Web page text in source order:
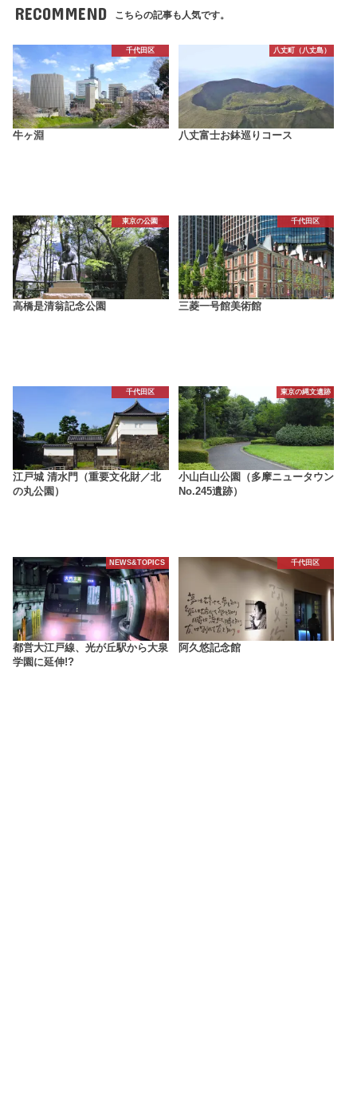
RECOMMEND こちらの記事も人気です。
千代田区
牛ヶ淵
八丈町（八丈島）
八丈富士お鉢巡りコース
東京の公園
高橋是清翁記念公園
千代田区
三菱一号館美術館
千代田区
江戸城 清水門（重要文化財／北
の丸公園）
東京の縄文遺跡
小山白山公園（多摩ニュータウン
No.245遺跡）
NEWS&TOPICS
都営大江戸線、光が丘駅から大泉
学園に延伸!?
千代田区
阿久悠記念館